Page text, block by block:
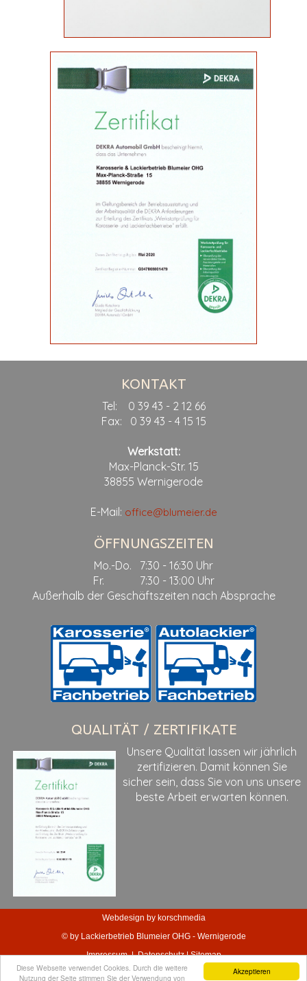
Akzeptieren
Diese Webseite verwendet Cookies. Durch die weitere
Nutzung der Seite stimmen Sie der Verwendung von
KONTAKT
Tel: 0 39 43 - 2 12 66
Fax: 0 39 43 - 4 15 15
Werkstatt:
Max-Planck-Str. 15
38855 Wernigerode
E-Mail: office@blumeier.de
ÖFFNUNGSZEITEN
Mo.-Do. 7:30 - 16:30 Uhr
Fr. 7:30 - 13:00 Uhr
Außerhalb der Geschäftszeiten nach Absprache
QUALITÄT / ZERTIFIKATE
Unsere Qualität lassen wir jährlich
zertifizieren. Damit können Sie
sicher sein, dass Sie von uns unsere
beste Arbeit erwarten können.
Webdesign by korschmedia
© by Lackierbetrieb Blumeier OHG - Wernigerode
Impressum|Datenschutz|Sitemap